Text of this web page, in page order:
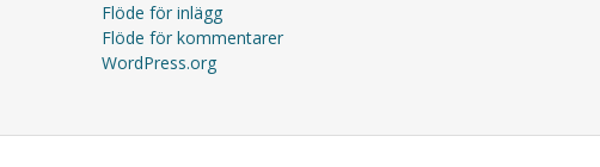
Flöde för inlägg
Flöde för kommentarer
WordPress.org